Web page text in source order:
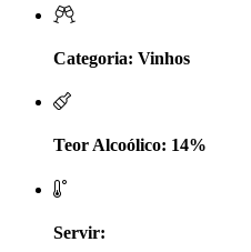
Categoria: Vinhos
Teor Alcoólico: 14%
Servir: